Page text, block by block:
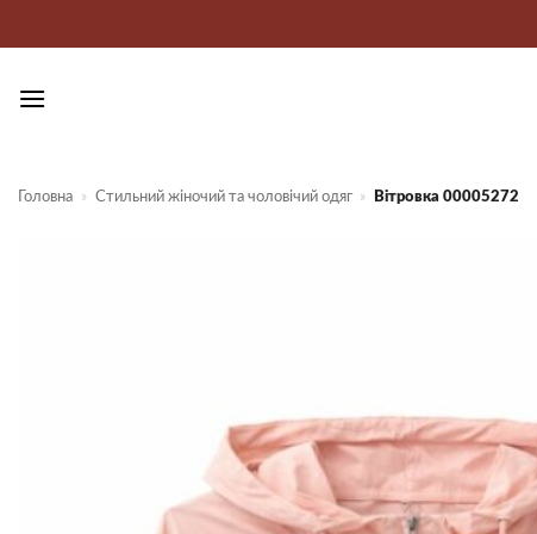
Головна » Стильний жіночий та чоловічий одяг » Вітровка 00005272